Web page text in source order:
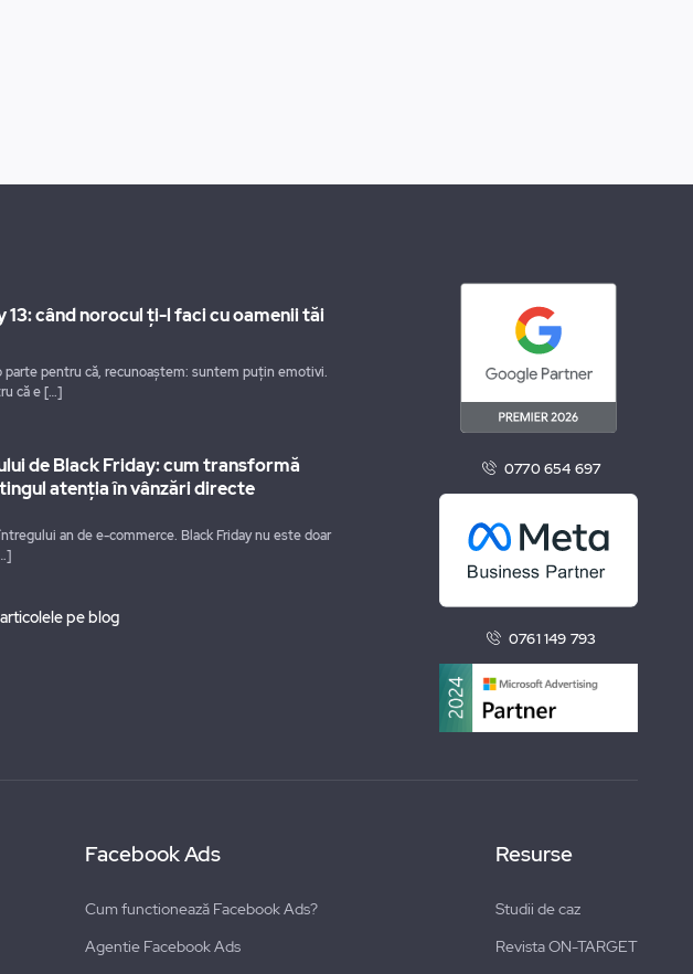
13: când norocul ți-l faci cu oamenii tăi
pentru că, recunoaștem: suntem puțin emotivi.
că e[…]
de Black Friday: cum transformă
atenția în vânzări directe
an de e-commerce. Black Friday nu este doar
pe blog
0770 654 697
0761 149 793
Facebook Ads
Cum functionează Facebook Ads?
Agentie Facebook Ads
Resurse
Studii de caz
Revista ON-TARGET